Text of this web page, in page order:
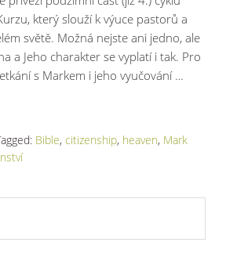
který slouží k výuce pastorů a
světě. Možná nejste ani jedno, ale
a Jeho charakter se vyplatí i tak. Pro
s Markem i jeho vyučování …
Bible, citizenship, heaven, Mark